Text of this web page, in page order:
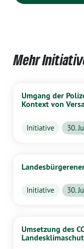
Mehr
Umgang der
Kontext von
Initiative 30.
Initiative 30.
Umsetzung des